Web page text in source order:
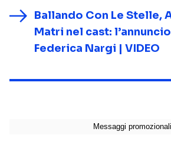
Ballando Con Le Stelle,
Matri nel cast:
Federica Nargi | VIDEO